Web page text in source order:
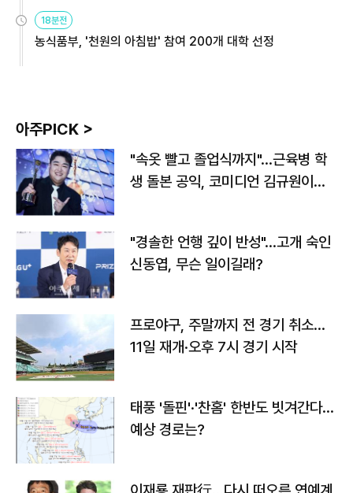
18분전
농식품부, '천원의 아침밥' 참여 200개 대학 선정
아주PICK >
"속옷 빨고 졸업식까지"…근육병 학
생 돌본 공익, 코미디언 김규원이었
"경솔한 언행 깊이 반성"…고개 숙인
신동엽, 무슨 일이길래?
프로야구, 주말까지 전 경기 취소…
11일 재개·오후 7시 경기 시작
태풍 '돌핀'·'찬홈' 한반도 빗겨간다…
예상 경로는?